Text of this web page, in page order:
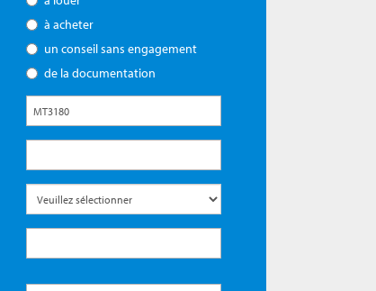
à acheter
un conseil sans engagement
de la documentation